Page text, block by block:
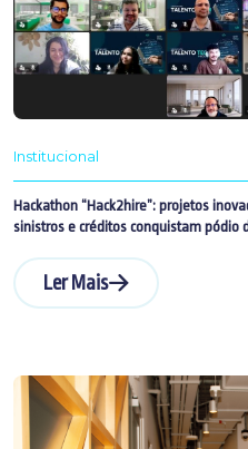
Institucional
Hackathon “Hack2hire”: projetos
sinistros e créditos conquistam pódio
Ler Mais